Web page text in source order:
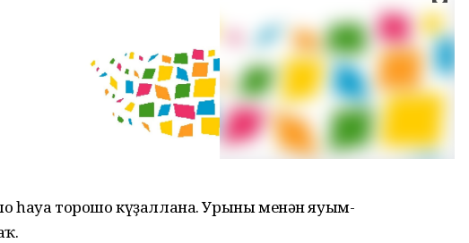
һауа торошо күҙаллана. Урыны менән яуым-